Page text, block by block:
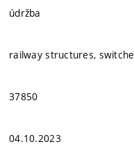
údržba
railway structures,
37850
04.10.2023